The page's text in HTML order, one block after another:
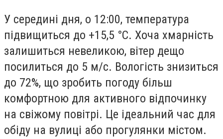
У середині дня, о 12:00, температура
підвищиться до +15,5 °С. Хоча хмарність
залишиться невеликою, вітер дещо
посилиться до 5 м/с. Вологість знизиться
до 72%, що зробить погоду більш
комфортною для активного відпочинку
на свіжому повітрі. Це ідеальний час для
обіду на вулиці або прогулянки містом.